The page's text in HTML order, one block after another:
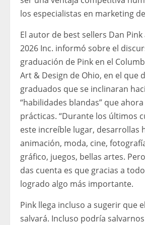
los especialistas en marketing
El autor de best sellers Dan Pink
2026 Inc. informó sobre el
graduación de Pink en el
Art & Design de Ohio, en el que
graduados que se inclinaran
“habilidades blandas” que
prácticas. “Durante los últimos
este increíble lugar, desarrollas
animación, moda, cine,
gráfico, juegos, bellas artes.
das cuenta es que gracias a
logrado algo más importante.
Pink llega incluso a sugerir que
salvará. Incluso podría